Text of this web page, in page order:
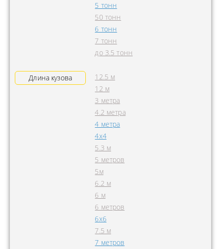
5 тонн
50 тонн
6 тонн
7 тонн
до 3.5 тонн
Длина кузова
12.5 м
12 м
3 метра
4.2 метра
4 метра
4x4
5.3 м
5 метров
5м
6.2 м
6 м
6 метров
6х6
7.5 м
7 метров